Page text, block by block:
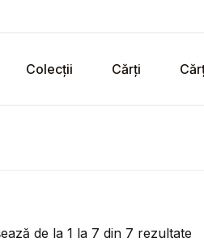
Colecții Cărți
de la 1 la 7 din 7 rezultate